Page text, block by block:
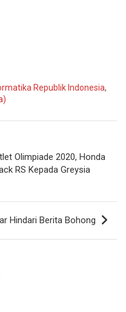
Republik Indonesia,
Olimpiade 2020, Honda
RS Kepada Greysia
Hindari Berita Bohong